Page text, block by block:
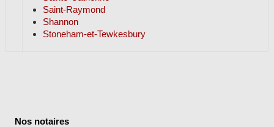
Saint-Raymond
Shannon
Stoneham-et-Tewkesbury
Nos notaires